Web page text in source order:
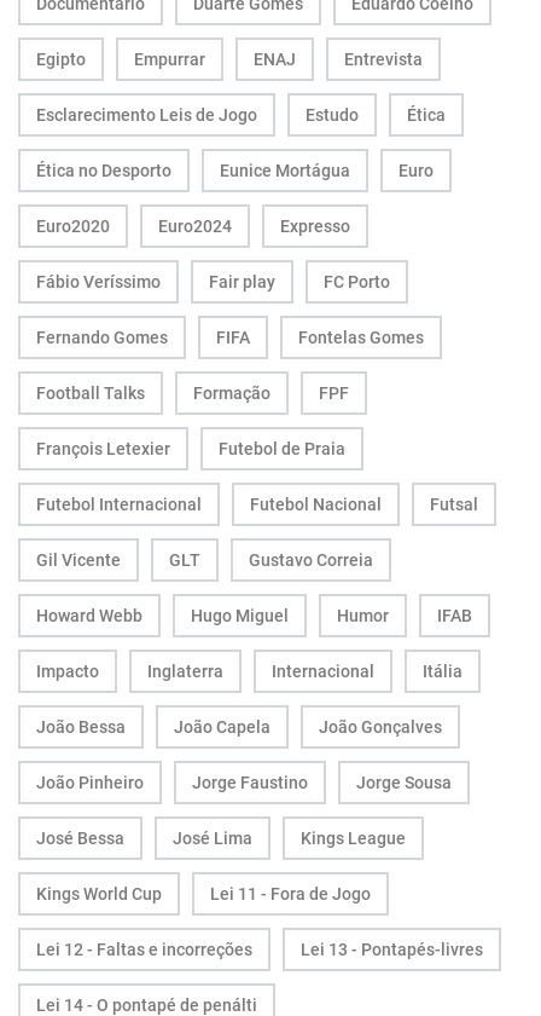
Egipto Empurrar ENAJ Entrevista
Esclarecimento Leis de Jogo Estudo Ética
Ética no Desporto Eunice Mortágua Euro
Euro2020 Euro2024 Expresso
Fábio Veríssimo Fair play FC Porto
Fernando Gomes FIFA Fontelas Gomes
Football Talks Formação FPF
François Letexier Futebol de Praia
Futebol Internacional Futebol Nacional Futsal
Gil Vicente GLT Gustavo Correia
Howard Webb Hugo Miguel Humor IFAB
Impacto Inglaterra Internacional Itália
João Bessa João Capela João Gonçalves
João Pinheiro Jorge Faustino Jorge Sousa
José Bessa José Lima Kings League
Kings World Cup Lei 11 - Fora de Jogo
Lei 12 - Faltas e incorreções Lei 13 - Pontapés-livres
Lei 14 - O pontapé de penálti